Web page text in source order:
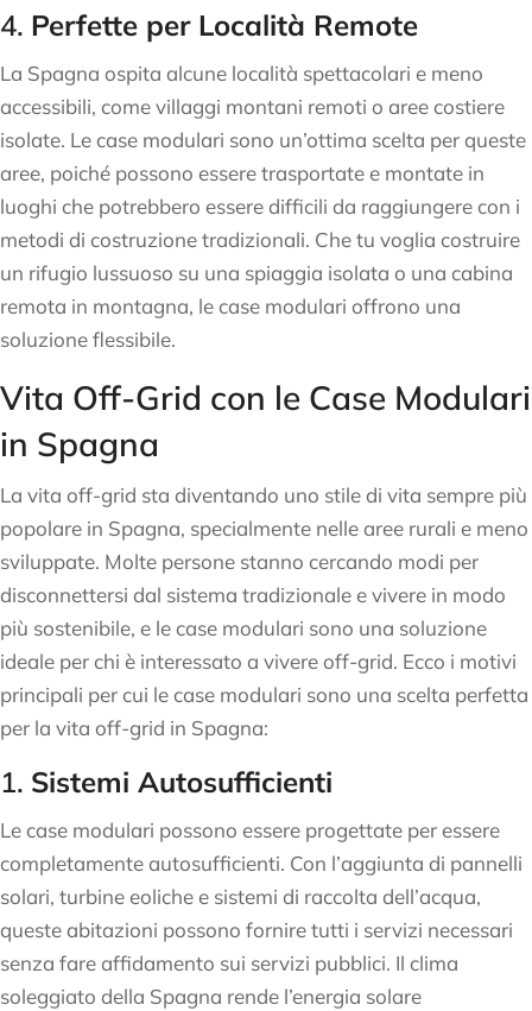
4. Perfette per Località Remote
La Spagna ospita alcune località spettacolari e meno
accessibili, come villaggi montani remoti o aree costiere
isolate. Le case modulari sono un’ottima scelta per queste
aree, poiché possono essere trasportate e montate in
luoghi che potrebbero essere difficili da raggiungere con i
metodi di costruzione tradizionali. Che tu voglia costruire
un rifugio lussuoso su una spiaggia isolata o una cabina
remota in montagna, le case modulari offrono una
soluzione flessibile.
Vita Off-Grid con le Case Modulari
in Spagna
La vita off-grid sta diventando uno stile di vita sempre più
popolare in Spagna, specialmente nelle aree rurali e meno
sviluppate. Molte persone stanno cercando modi per
disconnettersi dal sistema tradizionale e vivere in modo
più sostenibile, e le case modulari sono una soluzione
ideale per chi è interessato a vivere off-grid. Ecco i motivi
principali per cui le case modulari sono una scelta perfetta
per la vita off-grid in Spagna:
1. Sistemi Autosufficienti
Le case modulari possono essere progettate per essere
completamente autosufficienti. Con l’aggiunta di pannelli
solari, turbine eoliche e sistemi di raccolta dell’acqua,
queste abitazioni possono fornire tutti i servizi necessari
senza fare affidamento sui servizi pubblici. Il clima
soleggiato della Spagna rende l’energia solare